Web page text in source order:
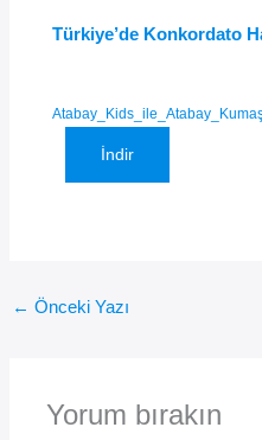
Türkiye’de Konkordato
İndir
← Önceki Yazı
Yorum bırakın